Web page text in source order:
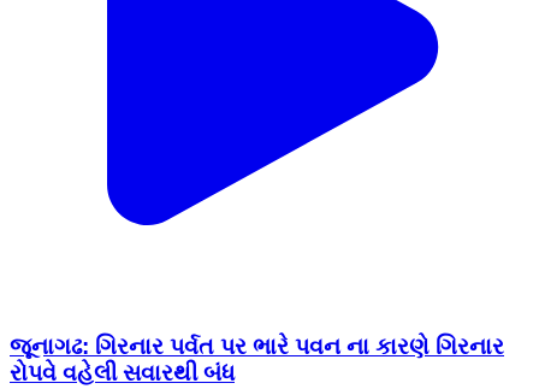
જૂનાગઢ: ગિરનાર પર્વત પર ભારે પવન ના કારણે ગિરનાર
રોપવે વહેલી સવારથી બંધ